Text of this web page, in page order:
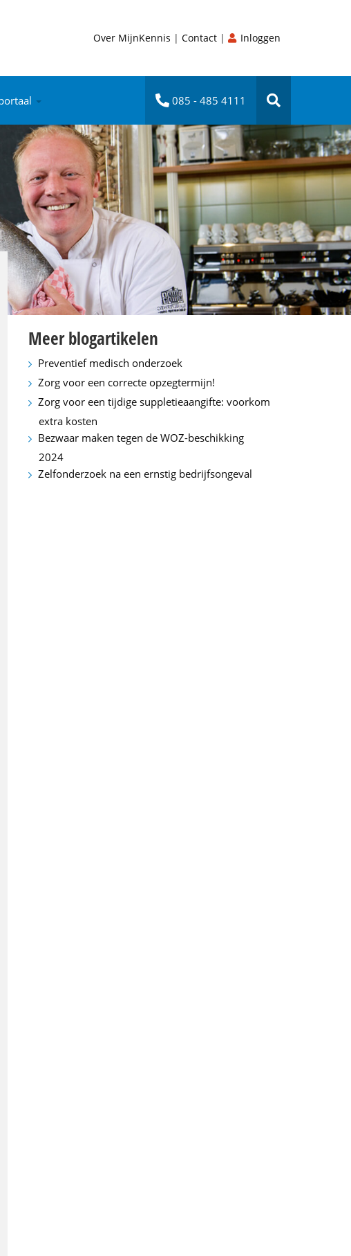
Over MijnKennis | Contact | Inloggen
085 - 485 4111
Meer blogartikelen
Preventief medisch onderzoek
Zorg voor een correcte opzegtermijn!
Zorg voor een tijdige suppletieaangifte: voorkom
extra kosten
Bezwaar maken tegen de WOZ-beschikking
2024
Zelfonderzoek na een ernstig bedrijfsongeval